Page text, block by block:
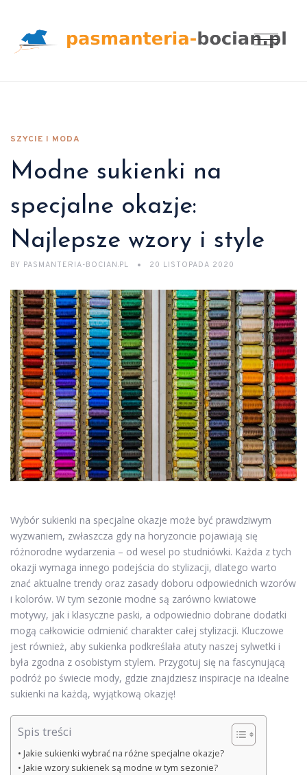
SZYCIE I MODA
Modne sukienki na
specjalne okazje:
Najlepsze wzory i style
BY PASMANTERIA-BOCIAN.PL 20 LISTOPADA 2020
Wybór sukienki na specjalne okazje może być prawdziwym
wyzwaniem, zwłaszcza gdy na horyzoncie pojawiają się
różnorodne wydarzenia – od wesel po studniówki. Każda z tych
okazji wymaga innego podejścia do stylizacji, dlatego warto
znać aktualne trendy oraz zasady doboru odpowiednich wzorów
i kolorów. W tym sezonie modne są zarówno kwiatowe
motywy, jak i klasyczne paski, a odpowiednio dobrane dodatki
mogą całkowicie odmienić charakter całej stylizacji. Kluczowe
jest również, aby sukienka podkreślała atuty naszej sylwetki i
była zgodna z osobistym stylem. Przygotuj się na fascynującą
podróż po świecie mody, gdzie znajdziesz inspiracje na idealne
sukienki na każdą, wyjątkową okazję!
Spis treści
Jakie sukienki wybrać na różne specjalne okazje?
Jakie wzory sukienek są modne w tym sezonie?